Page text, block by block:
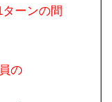
ーンの間
の